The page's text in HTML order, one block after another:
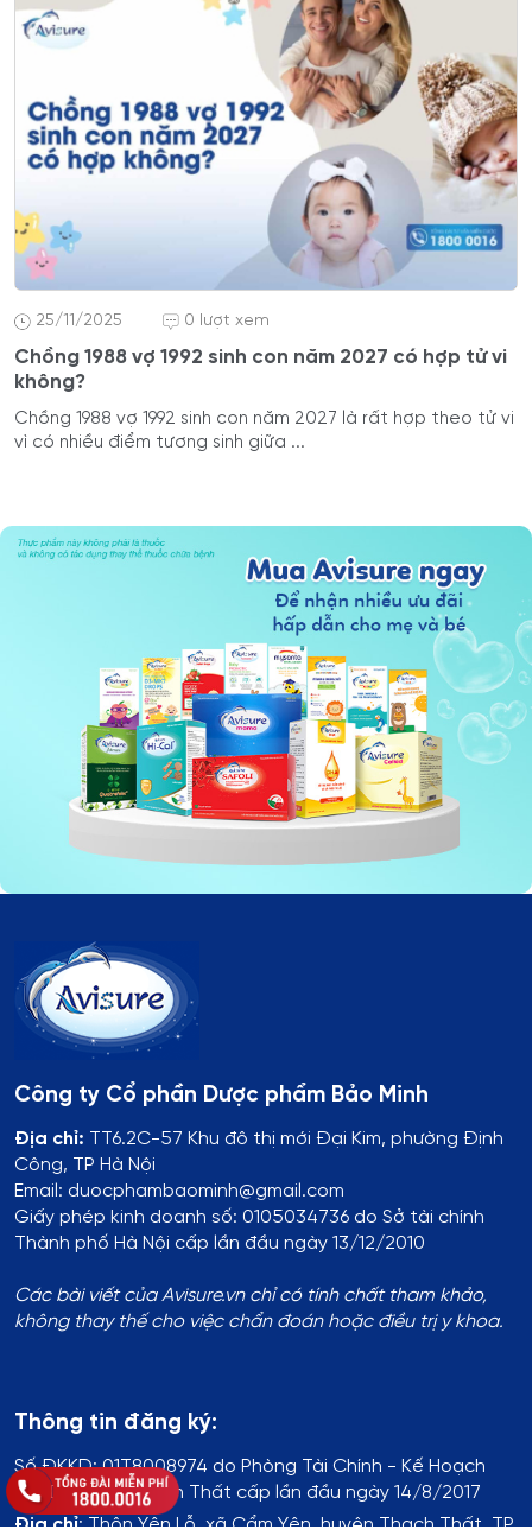
25/11/2025 0 lượt xem
Chồng 1988 vợ 1992 sinh con năm 2027 có hợp tử vi
không?
Chồng 1988 vợ 1992 sinh con năm 2027 là rất hợp theo tử vi
vì có nhiều điểm tương sinh giữa ...
Công ty Cổ phần Dược phẩm Bảo Minh
Địa chỉ: TT6.2C-57 Khu đô thị mới Đại Kim, phường Định
Công, TP Hà Nội
Email: duocphambaominh@gmail.com
Giấy phép kinh doanh số: 0105034736 do Sở tài chính
Thành phố Hà Nội cấp lần đầu ngày 13/12/2010
Các bài viết của Avisure.vn chỉ có tính chất tham khảo,
không thay thế cho việc chẩn đoán hoặc điều trị y khoa.
Thông tin đăng ký:
Số ĐKKD:01T8008974 do Phòng Tài Chính - Kế Hoạch
UBND Huyện Thạch Thất cấp lần đầu ngày 14/8/2017
Địa chỉ:Thôn Yên Lỗ, xã Cẩm Yên, huyện Thạch Thất, TP.